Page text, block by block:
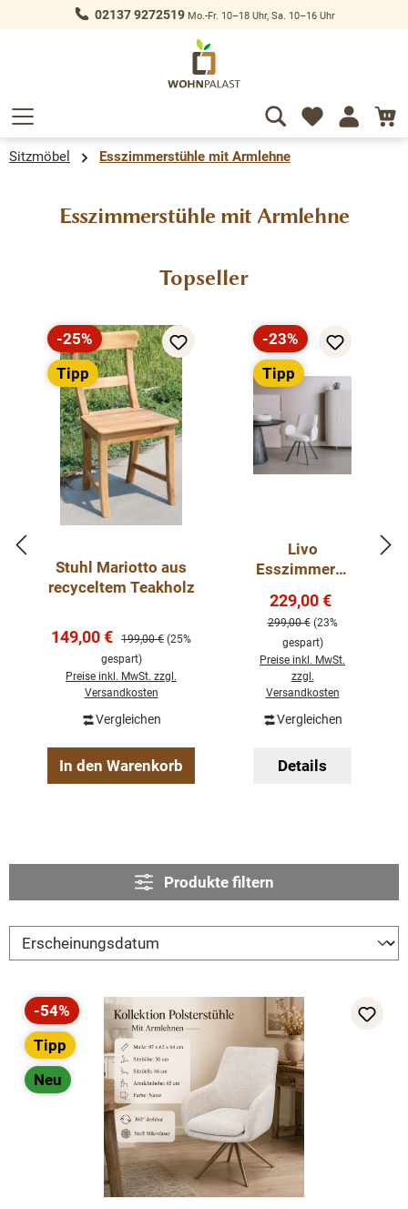
springen 02137 9272519Mo.-Fr. 10–18 Uhr, Sa. 10–16 Uhr
Sitzmöbel Esszimmerstühle mit Armlehne
Esszimmerstühle mit Armlehne
Produktgalerie überspringen
Topseller
Rabatt
-25%
Tipp
Stuhl Mariotto aus
recyceltem Teakholz
Verkaufspreis:
149,00 € Regulärer Preis:
199,00 € (25%
gespart)
Preise inkl. MwSt. zzgl.
Versandkosten
Vergleichen
In den Warenkorb
Rabatt
-23%
Tipp
Livo
Esszimmerst
drehbar mit
Armlehnen in
verschiedene
n Farben
Stuhl Sessel
Verkaufspreis:
229,00 €
299,00 € (23%
gespart)
Preise inkl. MwSt.
zzgl.
Versandkosten
Vergleichen
Details
Produkte filtern
Rabatt
-54%
Tipp
Neu